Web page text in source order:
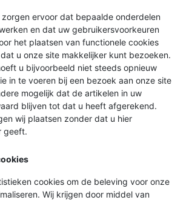
zorgen ervoor dat bepaalde onderdelen
en dat uw gebruikersvoorkeuren
het plaatsen van functionele cookies
u onze site makkelijker kunt bezoeken.
u bijvoorbeeld niet steeds opnieuw
in te voeren bij een bezoek aan onze site
mogelijk dat de artikelen in uw
blijven tot dat u heeft afgerekend.
wij plaatsen zonder dat u hier
geeft.
cookies om de beleving voor onze
Wij krijgen door middel van